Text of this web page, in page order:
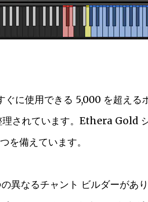
に使用できる 5,000 を超える
されています。Ethera Gold
を備えています。
異なるチャント ビルダーがあ